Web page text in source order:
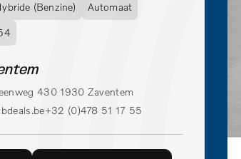
(Benzine) Automaat
430 1930 Zaventem
+32 (0)478 51 17 55